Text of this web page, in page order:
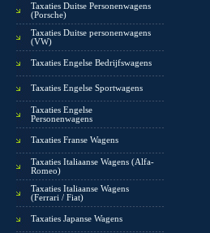
Taxaties Duitse Personenwagens
(Porsche)
Taxaties Duitse personenwagens
(VW)
Taxaties Engelse Bedrijfswagens
Taxaties Engelse Sportwagens
Taxaties Engelse
Personenwagens
Taxaties Franse Wagens
Taxaties Italiaanse Wagens (Alfa-
Romeo)
Taxaties Italiaanse Wagens
(Ferrari / Fiat)
Taxaties Japanse Wagens